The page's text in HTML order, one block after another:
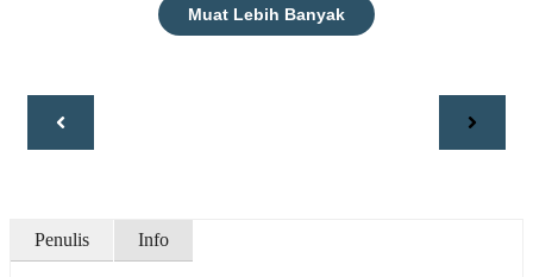
Muat Lebih Banyak
Penulis Info